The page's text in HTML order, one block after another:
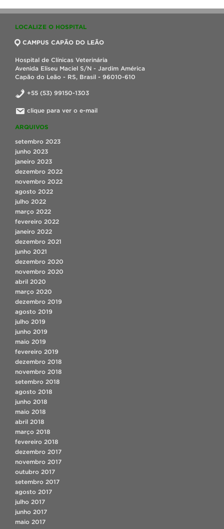
LOCALIZE O HOSPITAL
CAMPUS CAPÃO DO LEÃO
Hospital de Clínicas Veterinária
Avenida Eliseu Maciel S/N - Jardim América
Capão do Leão - RS, Brasil - 96010-610
+55 (53) 99150-1303
clique para ver o e-mail
ARQUIVOS
setembro 2023
junho 2023
janeiro 2023
dezembro 2022
novembro 2022
agosto 2022
julho 2022
março 2022
fevereiro 2022
janeiro 2022
dezembro 2021
junho 2021
dezembro 2020
novembro 2020
abril 2020
março 2020
dezembro 2019
agosto 2019
julho 2019
junho 2019
maio 2019
fevereiro 2019
dezembro 2018
novembro 2018
setembro 2018
agosto 2018
junho 2018
maio 2018
abril 2018
março 2018
fevereiro 2018
dezembro 2017
novembro 2017
outubro 2017
setembro 2017
agosto 2017
julho 2017
junho 2017
maio 2017